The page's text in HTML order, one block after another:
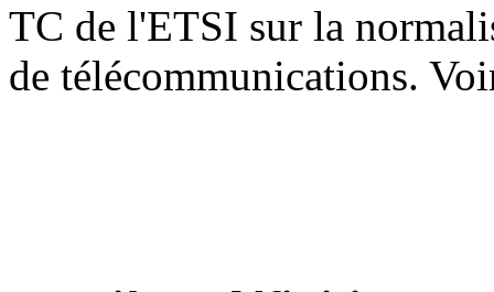
TC de l'ETSI sur la
de télécommunications.